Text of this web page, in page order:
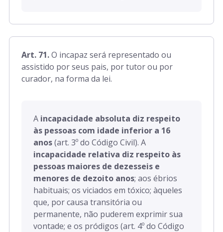
Art. 71.O incapaz será representado ou
assistido por seus pais, por tutor ou por
curador, na forma da lei.
A incapacidade absoluta diz respeito
às pessoas com idade inferior a 16
anos(art. 3º do Código Civil). A
incapacidade relativa diz respeito às
pessoas maiores de dezesseis e
menores de dezoito anos; aos ébrios
habituais; os viciados em tóxico; àqueles
que, por causa transitória ou
permanente, não puderem exprimir sua
vontade; e os pródigos (art. 4º do Código